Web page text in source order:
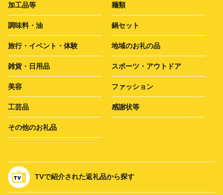
加工品等 麺類
調味料・油 鍋セット
旅行・イベント・体験 地域のお礼の品
雑貨・日用品 スポーツ・アウトドア
美容 ファッション
工芸品 感謝状等
その他のお礼品
TVで紹介された返礼品から探す